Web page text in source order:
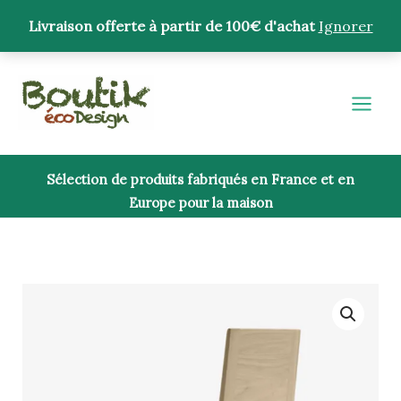
Livraison offerte à partir de 100€ d'achat Ignorer
contenu
Sélection de produits fabriqués en France et en
Europe pour la maison